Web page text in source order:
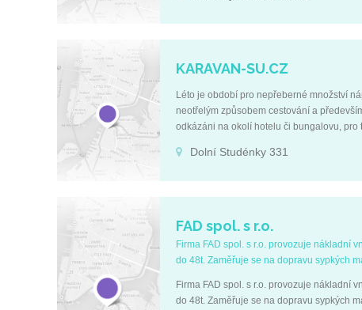
KARAVAN-SU.CZ
Léto je období pro nepřeberné množství
neotřelým způsobem cestování a
odkázáni na okolí hotelu či bungalovu,
Šumperk 788 20
Dolní Studénky 331
FAD spol. s r.o.
Firma FAD spol. s r.o. provozuje nákladní
do 48t. Zaměřuje se na dopravu sypkých
Firma FAD spol. s r.o. provozuje nákladní
do 48t. Zaměřuje se na dopravu sypkých